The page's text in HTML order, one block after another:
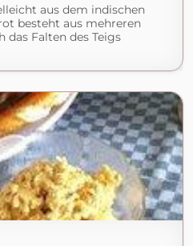
aus dem indischen
besteht aus mehreren
das Falten des Teigs